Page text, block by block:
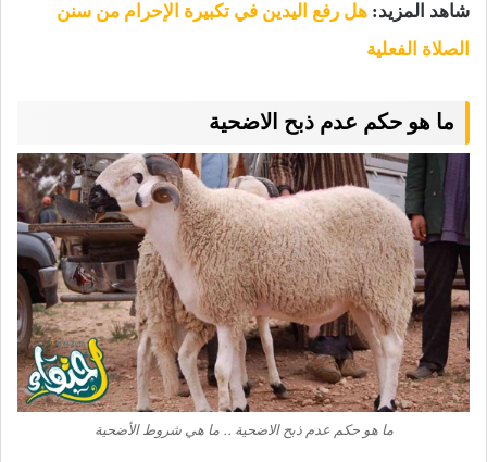
شاهد المزيد: هل رفع اليدين في تكبيرة الإحرام من سنن
الصلاة الفعلية
ما هو حكم عدم ذبح الاضحية
ما هو حكم عدم ذبح الاضحية .. ما هي شروط الأضحية